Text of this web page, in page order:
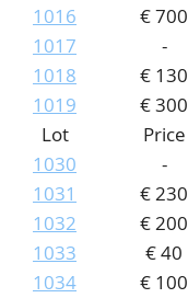
1016
€ 700
1017
-
1018
€ 130
1019
€ 300
Lot
Price
1030
-
1031
€ 230
1032
€ 200
1033
€ 40
1034
€ 100